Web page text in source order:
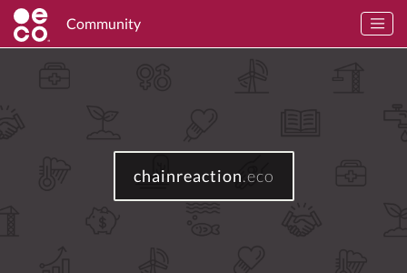
Community
chainreaction.eco